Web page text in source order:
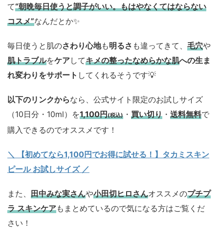
て“朝晩毎日使うと調子がいい。もはやなくてはならない
コスメ”なんだとか✨
毎日使うと肌のさわり心地も明るさ も違ってきて、 毛穴や
肌トラブルをケアしてキメの整ったなめらかな肌への生ま
れ変わりをサポート してくれるそうです💡
以下のリンクからなら、公式サイト限定のお試しサイズ
（10日分・10ml）を1,100円(税込) ・ 買い切り ・ 送料無料で
購入できるのでオススメです！
＼ 【初めてなら1,100円でお得に試せる！】タカミスキン
ピール お試しサイズ／
また、 田中みな実さんや小田切ヒロさんオススメのプチプ
ラ スキンケアもまとめているので気になる方はご覧くだ
さい！